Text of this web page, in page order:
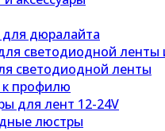
для дюралайта
светодиодной ленты
светодиодной ленты
к профилю
для лент 12-24V
люстры